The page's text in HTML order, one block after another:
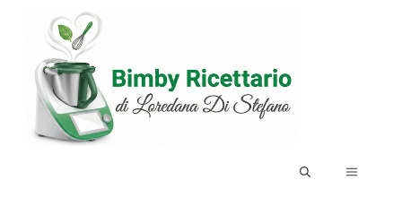
contenuto
MENU